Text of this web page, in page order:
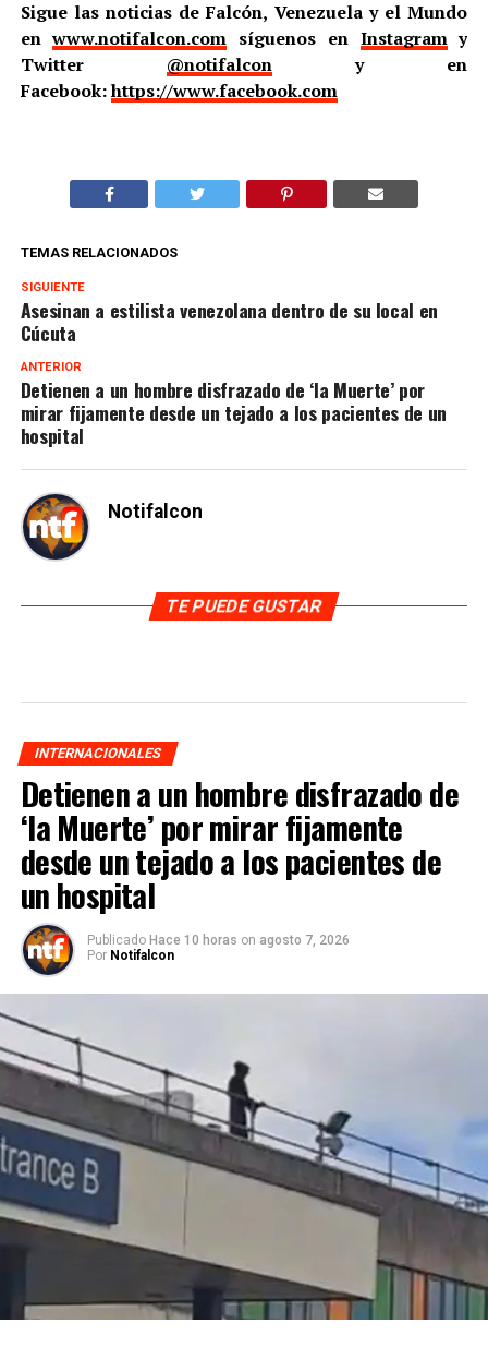
Sigue las noticias de Falcón, Venezuela y el Mundo
enwww.notifalcon.com síguenos en Instagramy
Twitter @notifalcony en
Facebook:https://www.facebook.com
TEMAS RELACIONADOS
SIGUIENTE
Asesinan a estilista venezolana dentro de su local en
Cúcuta
ANTERIOR
Detienen a un hombre disfrazado de ‘la Muerte’ por
mirar fijamente desde un tejado a los pacientes de un
hospital
Notifalcon
TE PUEDE GUSTAR
INTERNACIONALES
Detienen a un hombre disfrazado de
‘la Muerte’ por mirar fijamente
desde un tejado a los pacientes de
un hospital
Publicado Hace 10 horas on agosto 7, 2026
Por Notifalcon